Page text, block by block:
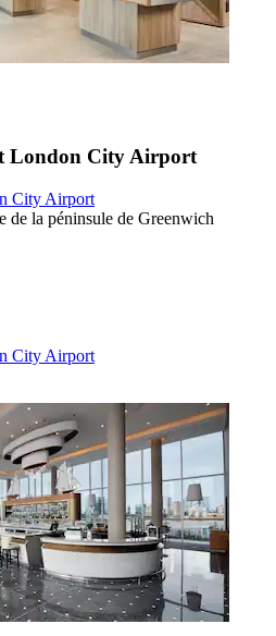
London City Airport
City Airport
de la péninsule de Greenwich
City Airport